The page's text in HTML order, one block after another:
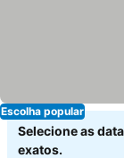
Escolha popular
Selecione as
exatos.